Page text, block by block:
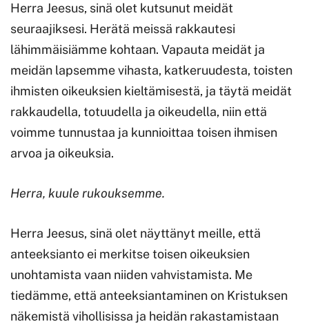
Herra Jeesus, sinä olet kutsunut meidät
seuraajiksesi. Herätä meissä rakkautesi
lähimmäisiämme kohtaan. Vapauta meidät ja
meidän lapsemme vihasta, katkeruudesta, toisten
ihmisten oikeuksien kieltämisestä, ja täytä meidät
rakkaudella, totuudella ja oikeudella, niin että
voimme tunnustaa ja kunnioittaa toisen ihmisen
arvoa ja oikeuksia.
Herra, kuule rukouksemme.
Herra Jeesus, sinä olet näyttänyt meille, että
anteeksianto ei merkitse toisen oikeuksien
unohtamista vaan niiden vahvistamista. Me
tiedämme, että anteeksiantaminen on Kristuksen
näkemistä vihollisissa ja heidän rakastamistaan